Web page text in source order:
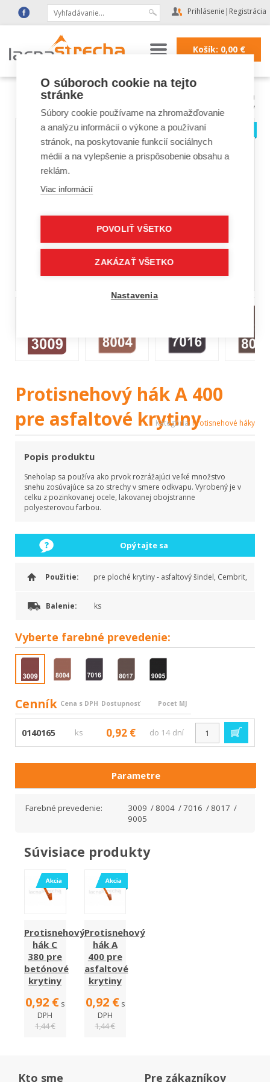
Prihlásenie | Registrácia
Košík: 0,00€
Lacná strecha|
doplnky na protisnehovú
ochranu
| Protisnehové háky
Protisnehový hák A 400
pre asfaltové krytiny
Kategória: Protisnehové háky
Popis produktu
Sneholap sa používa ako prvok rozrážajúci veľké množstvo
snehu zosúvajúce sa zo strechy v smere odkvapu. Vyrobený je v
celku z pozinkovanej ocele, lakovanej obojstranne
polyesterovou farbou.
Opýtajte sa
Použitie: pre ploché krytiny - asfaltový šindel, Cembrit,
Balenie: ks
Vyberte farebné prevedenie:
Cenník Cena s DPH Dostupnosť Pocet MJ
0140165 ks 0,92 € do 14 dní
Parametre
Farebné prevedenie:
3009 / 8004 / 7016 / 8017 /
9005
Súvisiace produkty
Protisnehový
hák C
380 pre
betónové
krytiny
0,92 € s
DPH
1,44 €
Protisnehový
hák A
400 pre
asfaltové
krytiny
0,92 € s
DPH
1,44 €
Kto sme Pre zákazníkov
O súboroch cookie na tejto
stránke
Súbory cookie používame na zhromažďovanie
a analýzu informácií o výkone a používaní
stránok, na poskytovanie funkcií sociálnych
médií a na vylepšenie a prispôsobenie obsahu a
reklám.
Viac informácií
POVOLIŤ VŠETKO
ZAKÁZAŤ VŠETKO
Nastavenia